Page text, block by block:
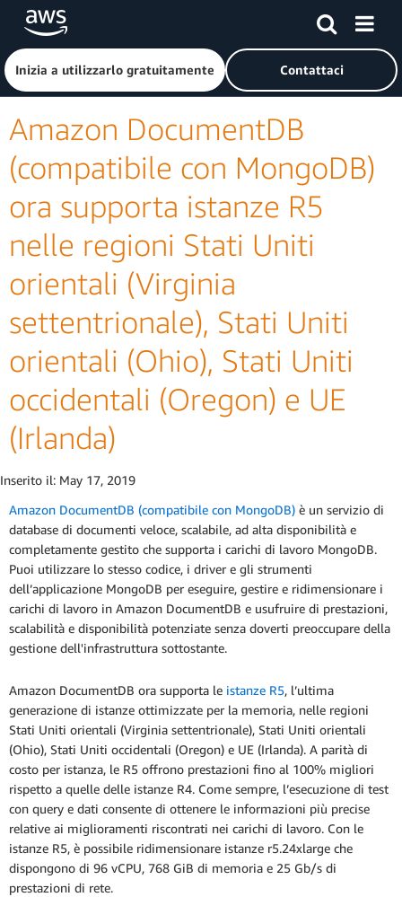
Passa al contenuto principale
Fai clic qui per tornare alla home page di Amazon Web
Inizia a utilizzarlo gratuitamente Contattaci
Amazon DocumentDB
(compatibile con MongoDB)
ora supporta istanze R5
nelle regioni Stati Uniti
orientali (Virginia
settentrionale), Stati Uniti
orientali (Ohio), Stati Uniti
occidentali (Oregon) e UE
(Irlanda)
Inserito il: May 17, 2019
Amazon DocumentDB (compatibile con MongoDB) è un servizio di
database di documenti veloce, scalabile, ad alta disponibilità e
completamente gestito che supporta i carichi di lavoro MongoDB.
Puoi utilizzare lo stesso codice, i driver e gli strumenti
dell’applicazione MongoDB per eseguire, gestire e ridimensionare i
carichi di lavoro in Amazon DocumentDB e usufruire di prestazioni,
scalabilità e disponibilità potenziate senza doverti preoccupare della
gestione dell'infrastruttura sottostante.
Amazon DocumentDB ora supporta le istanze R5, l’ultima
generazione di istanze ottimizzate per la memoria, nelle regioni
Stati Uniti orientali (Virginia settentrionale), Stati Uniti orientali
(Ohio), Stati Uniti occidentali (Oregon) e UE (Irlanda). A parità di
costo per istanza, le R5 offrono prestazioni fino al 100% migliori
rispetto a quelle delle istanze R4. Come sempre, l’esecuzione di test
con query e dati consente di ottenere le informazioni più precise
relative ai miglioramenti riscontrati nei carichi di lavoro. Con le
istanze R5, è possibile ridimensionare istanze r5.24xlarge che
dispongono di 96 vCPU, 768 GiB di memoria e 25 Gb/s di
prestazioni di rete.